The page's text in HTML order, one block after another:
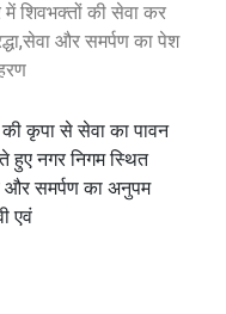
में शिवभक्तों की सेवा कर
और समर्पण का पेश
कृपा से सेवा का पावन
हुए नगर निगम स्थित
और समर्पण का अनुपम
एवं